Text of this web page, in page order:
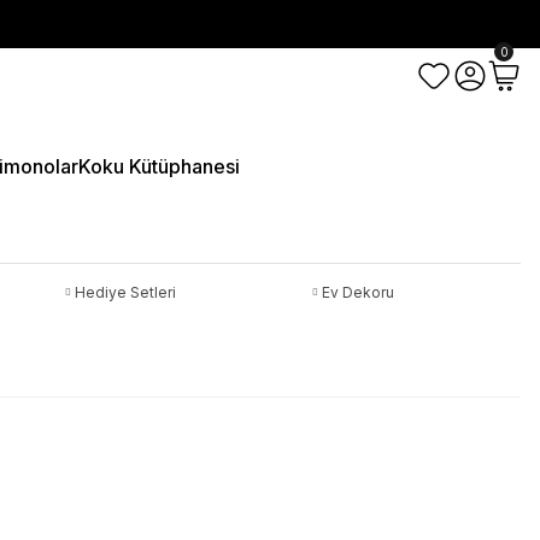
0
Koku Kütüphanesi
Hediye Setleri Ev Dekoru